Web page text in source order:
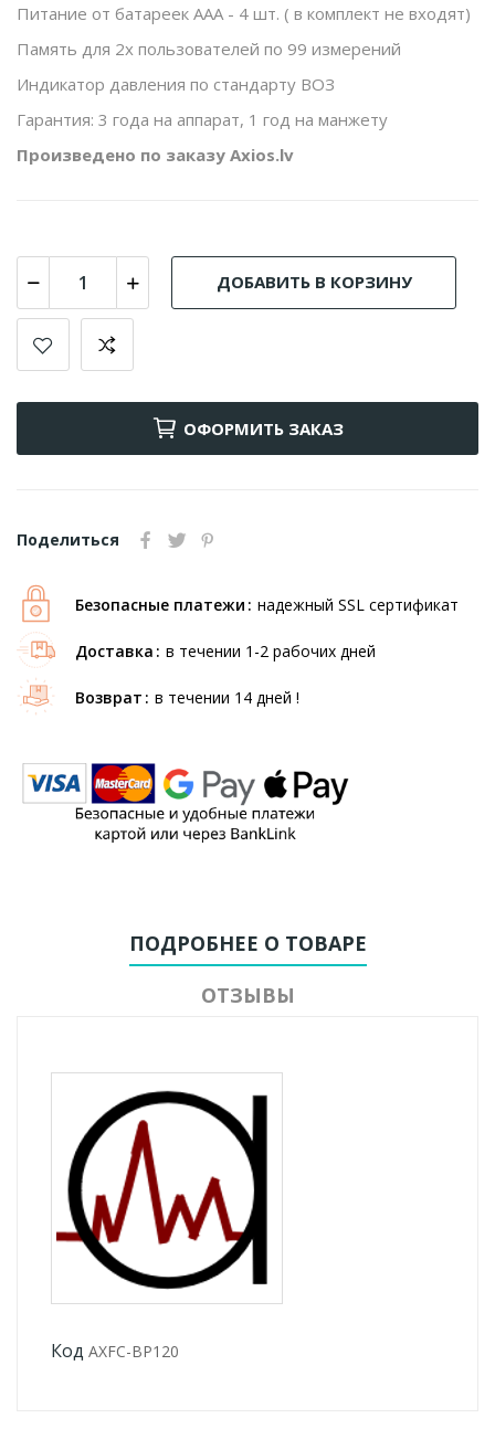
Питание от батареек ААА - 4 шт. ( в комплект не входят)
Память для 2х пользователей по 99 измерений
Индикатор давления по стандарту ВОЗ
Гарантия: 3 года на аппарат, 1 год на манжету
Произведено по заказу Axios.lv
ДОБАВИТЬ В КОРЗИНУ
ОФОРМИТЬ ЗАКАЗ
Поделиться
Безопасные платежи надежный SSL сертификат
Доставка в течении 1-2 рабочих дней
Возврат в течении 14 дней !
ПОДРОБНЕЕ О ТОВАРЕ
ОТЗЫВЫ
Код AXFC-BP120